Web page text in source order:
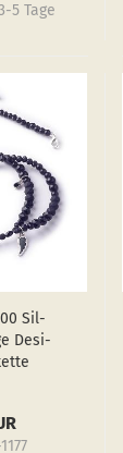
5 Tage
Sil­
De­si­